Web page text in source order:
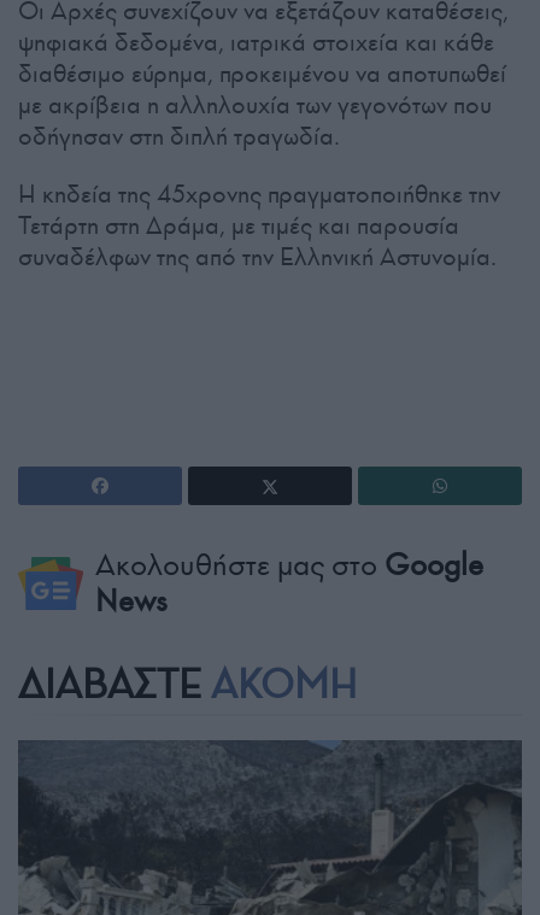
Οι Αρχές συνεχίζουν να εξετάζουν καταθέσεις,
ψηφιακά δεδομένα, ιατρικά στοιχεία και κάθε
διαθέσιμο εύρημα, προκειμένου να αποτυπωθεί
με ακρίβεια η αλληλουχία των γεγονότων που
οδήγησαν στη διπλή τραγωδία.
Η κηδεία της 45χρονης πραγματοποιήθηκε την
Τετάρτη στη Δράμα, με τιμές και παρουσία
συναδέλφων της από την Ελληνική Αστυνομία.
Ακολουθήστε μας στο Google
News
ΔΙΑΒΑΣΤΕ ΑΚΟΜΗ